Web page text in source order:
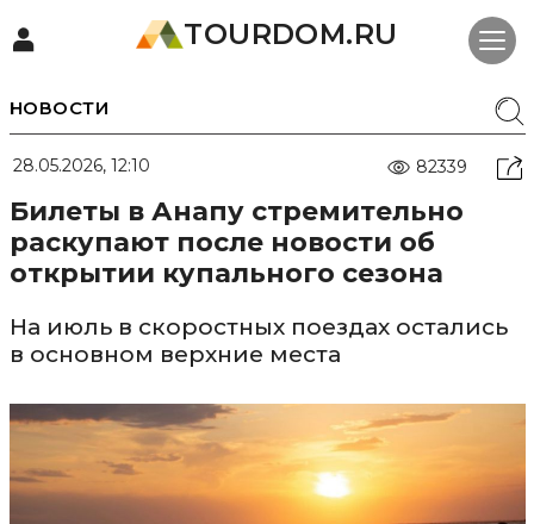
TOURDOM.RU
НОВОСТИ
28.05.2026, 12:10 82339
Билеты в Анапу стремительно
раскупают после новости об
открытии купального сезона
На июль в скоростных поездах остались
в основном верхние места